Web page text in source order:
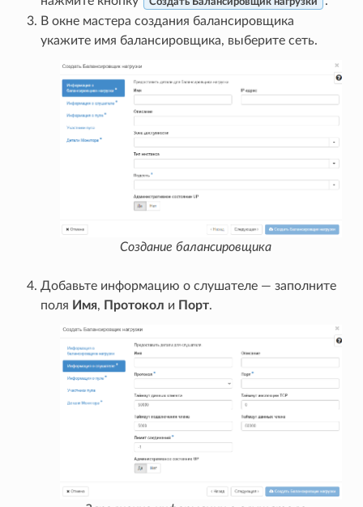
Создать Балансировщик нагрузки
В окне мастера создания балансировщика
укажите имя балансировщика, выберите сеть.
Создание балансировщика
Добавьте информацию о слушателе — заполните
поля Имя, Протокол и Порт.